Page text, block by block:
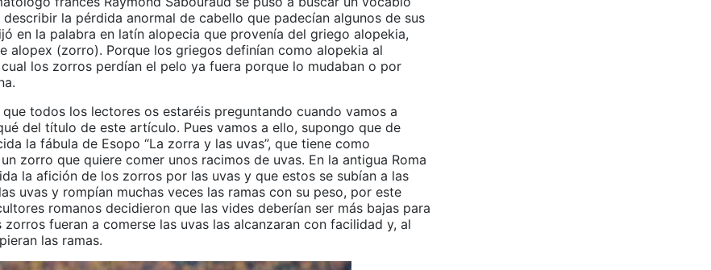
la pérdida anormal de cabello que padecían algunos de sus
en la palabra en latín alopecia que provenía del griego alopekia,
alopex (zorro). Porque los griegos definían como alopekia al
los zorros perdían el pelo ya fuera porque lo mudaban o por
que todos los lectores os estaréis preguntando cuando vamos a
del título de este artículo. Pues vamos a ello, supongo que de
la fábula de Esopo “La zorra y las uvas”, que tiene como
zorro que quiere comer unos racimos de uvas. En la antigua Roma
la afición de los zorros por las uvas y que estos se subían a las
uvas y rompían muchas veces las ramas con su peso, por este
romanos decidieron que las vides deberían ser más bajas para
zorros fueran a comerse las uvas las alcanzaran con facilidad y, al
las ramas.